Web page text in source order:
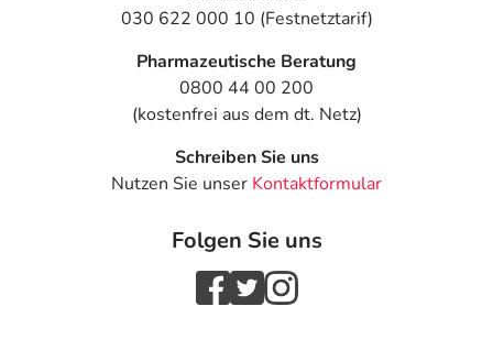
030 622 000 10 (Festnetztarif)
Pharmazeutische Beratung
0800 44 00 200
(kostenfrei aus dem dt. Netz)
Schreiben Sie uns
Nutzen Sie unser Kontaktformular
Folgen Sie uns